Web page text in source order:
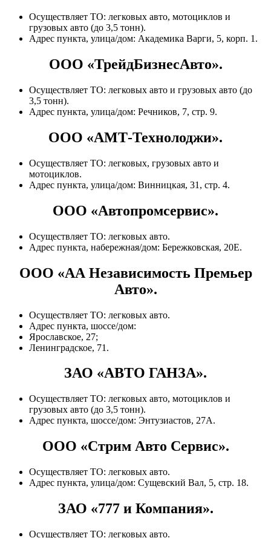
Осуществляет ТО: легковых авто, мотоциклов и
грузовых авто (до 3,5 тонн).
Адрес пункта, улица/дом: Академика Варги, 5, корп. 1.
ООО «ТрейдБизнесАвто».
Осуществляет ТО: легковых авто и грузовых авто (до
3,5 тонн).
Адрес пункта, улица/дом: Речников, 7, стр. 9.
ООО «АМТ-Технолоджи».
Осуществляет ТО: легковых, грузовых авто и
мотоциклов.
Адрес пункта, улица/дом: Винницкая, 31, стр. 4.
ООО «Автопромсервис».
Осуществляет ТО: легковых авто.
Адрес пункта, набережная/дом: Бережковская, 20Е.
ООО «АА Независимость Премьер
Авто».
Осуществляет ТО: легковых авто.
Адрес пункта, шоссе/дом:
Ярославское, 27;
Ленинградское, 71.
ЗАО «АВТО ГАНЗА».
Осуществляет ТО: легковых авто, мотоциклов и
грузовых авто (до 3,5 тонн).
Адрес пункта, шоссе/дом: Энтузиастов, 27А.
ООО «Стрим Авто Сервис».
Осуществляет ТО: легковых авто.
Адрес пункта, улица/дом: Сущевский Вал, 5, стр. 18.
ЗАО «777 и Компания».
Осуществляет ТО: легковых авто.